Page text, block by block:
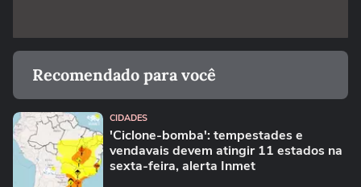
Recomendado para você
CIDADES
'Ciclone-bomba': tempestades e
vendavais devem atingir 11 estados na
sexta-feira, alerta Inmet